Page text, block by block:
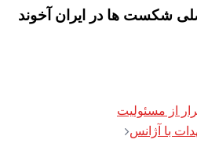
شکست ها در ایران آخوند
از مسئولیت
با آژانس